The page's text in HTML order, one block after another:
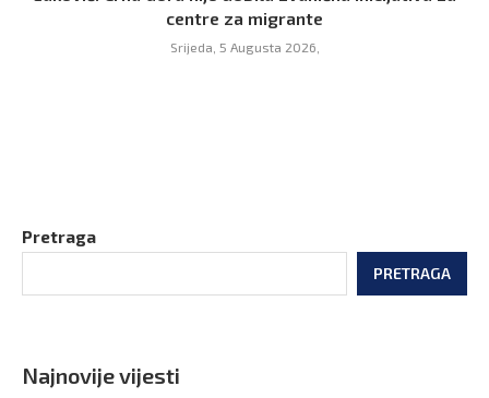
centre za migrante
Srijeda, 5 Augusta 2026,
Pretraga
PRETRAGA
Najnovije vijesti